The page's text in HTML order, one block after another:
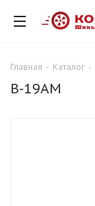
Главная - Каталог -
В-19АМ